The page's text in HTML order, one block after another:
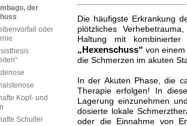
der
oder
Kopf- und
Schulter
Die häufigste Erkrankung
plötzliches
Haltung mit
„Hexenschuss“ von
die Schmerzen im akuten
In der Akuten Phase, die
Therapie erfolgen!
In
Lagerung einzunehmen
dosierte lokale
oder die Einnahme von